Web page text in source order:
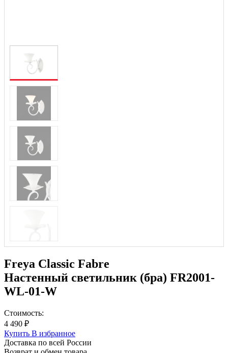
Freya Classic Fabre
Настенный светильник (бра) FR2001-
WL-01-W
Стоимость:
4 490 ₽
Купить В избранное
Доставка по всей России